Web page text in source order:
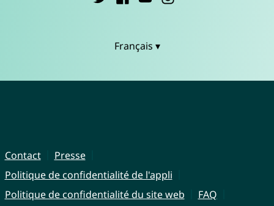
Français ▾
Contact
Presse
Politique de confidentialité de l'appli
Politique de confidentialité du site web
FAQ